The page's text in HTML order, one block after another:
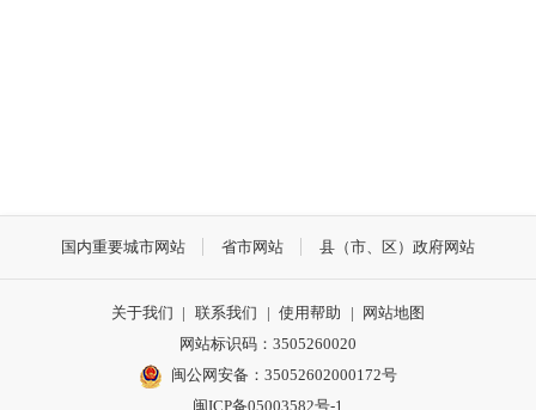
国内重要城市网站 省市网站 县（市、区）政府网站
关于我们 | 联系我们 | 使用帮助 |
网站地图
网站标识码：3505260020
闽公网安备：35052602000172号
闽ICP备05003582号-1